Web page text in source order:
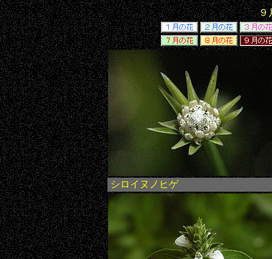
９
シロイヌノヒゲ